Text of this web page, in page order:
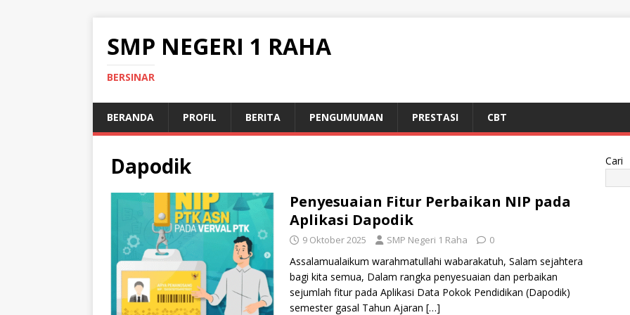
SMP NEGERI 1 RAHA
BERSINAR
BERANDA PROFIL BERITA PENGUMUMAN PRESTASI CBT
Dapodik
Penyesuaian Fitur Perbaikan NIP pada
Aplikasi Dapodik
9 Oktober 2025 SMP Negeri 1 Raha 0
Assalamualaikum warahmatullahi wabarakatuh, Salam sejahtera
bagi kita semua, Dalam rangka penyesuaian dan perbaikan
sejumlah fitur pada Aplikasi Data Pokok Pendidikan (Dapodik)
semester gasal Tahun Ajaran […]
Cari